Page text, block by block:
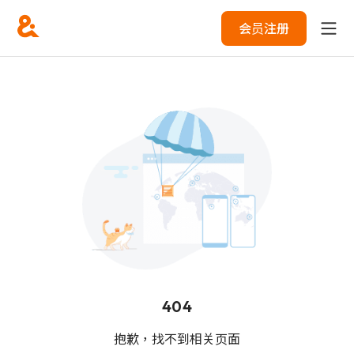
会员注册
404
抱歉，找不到相关页面